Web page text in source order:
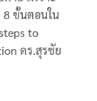
ขั้นตอนใน
to
ดร.สุรชัย